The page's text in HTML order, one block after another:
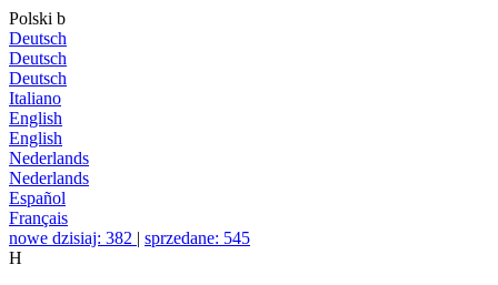
Polski b
Deutsch
Deutsch
Deutsch
Italiano
English
English
Nederlands
Nederlands
Español
Français
nowe dzisiaj: 382 | sprzedane: 545
H